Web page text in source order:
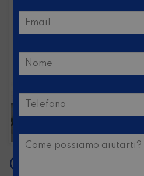
CAMPER